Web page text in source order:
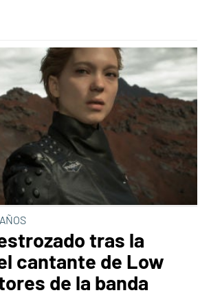
tras la
cantante de Low
de la banda